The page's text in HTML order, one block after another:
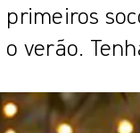
primeiros
o verão.